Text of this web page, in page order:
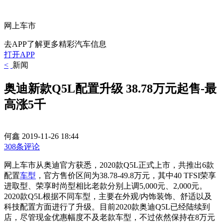
网上车市
去APP了解更多精彩汽车信息
打开APP
< 新闻
奥迪新款Q5L配置升级 38.78万元起售-最
高涨5千
何鑫 2019-11-26 18:44
308条评论
网上车市从奥迪官方获悉，2020款Q5L正式上市，共推出6款
配置车型 ，官方售价区间为38.78-49.8万元，其中40 TFSI荣享
进取型、荣享时尚型相比老款分别上调5,000元、2,000元。
2020款Q5L根据不同车型，主要在外观/内饰装饰、舒适以及
科技配置方面进行了升级。
目前2020款奥迪Q5L已经陆续到
店，尽管现金优惠幅度不及老款车型，不过依然保持在8万元